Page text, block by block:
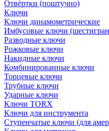
Отвёртки (поштучно)
Ключи
Ключи динамометрические
Имбусовые ключи
Разводные ключи
Рожковые ключи
Накидные ключи
Комбинированные ключи
Торцевые ключи
Трубные ключи
Ударные ключи
Ключи TORX
Ключи для инструмента
Ступенчатые ключи (для